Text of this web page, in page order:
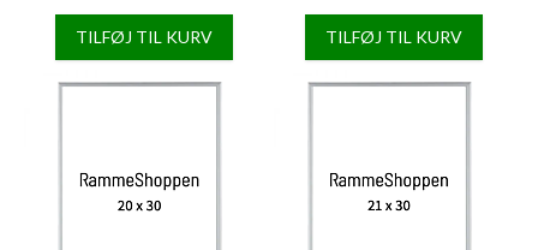
TILFØJ TIL KURV TILFØJ TIL KURV